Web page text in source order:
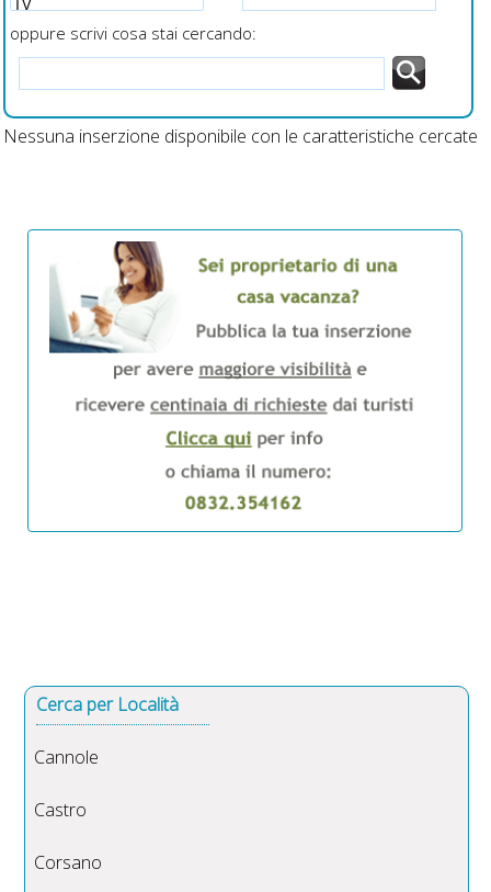
oppure scrivi cosa stai cercando:
Nessuna inserzione disponibile con le caratteristiche cercate
Cerca per Località
Cannole
Castro
Corsano